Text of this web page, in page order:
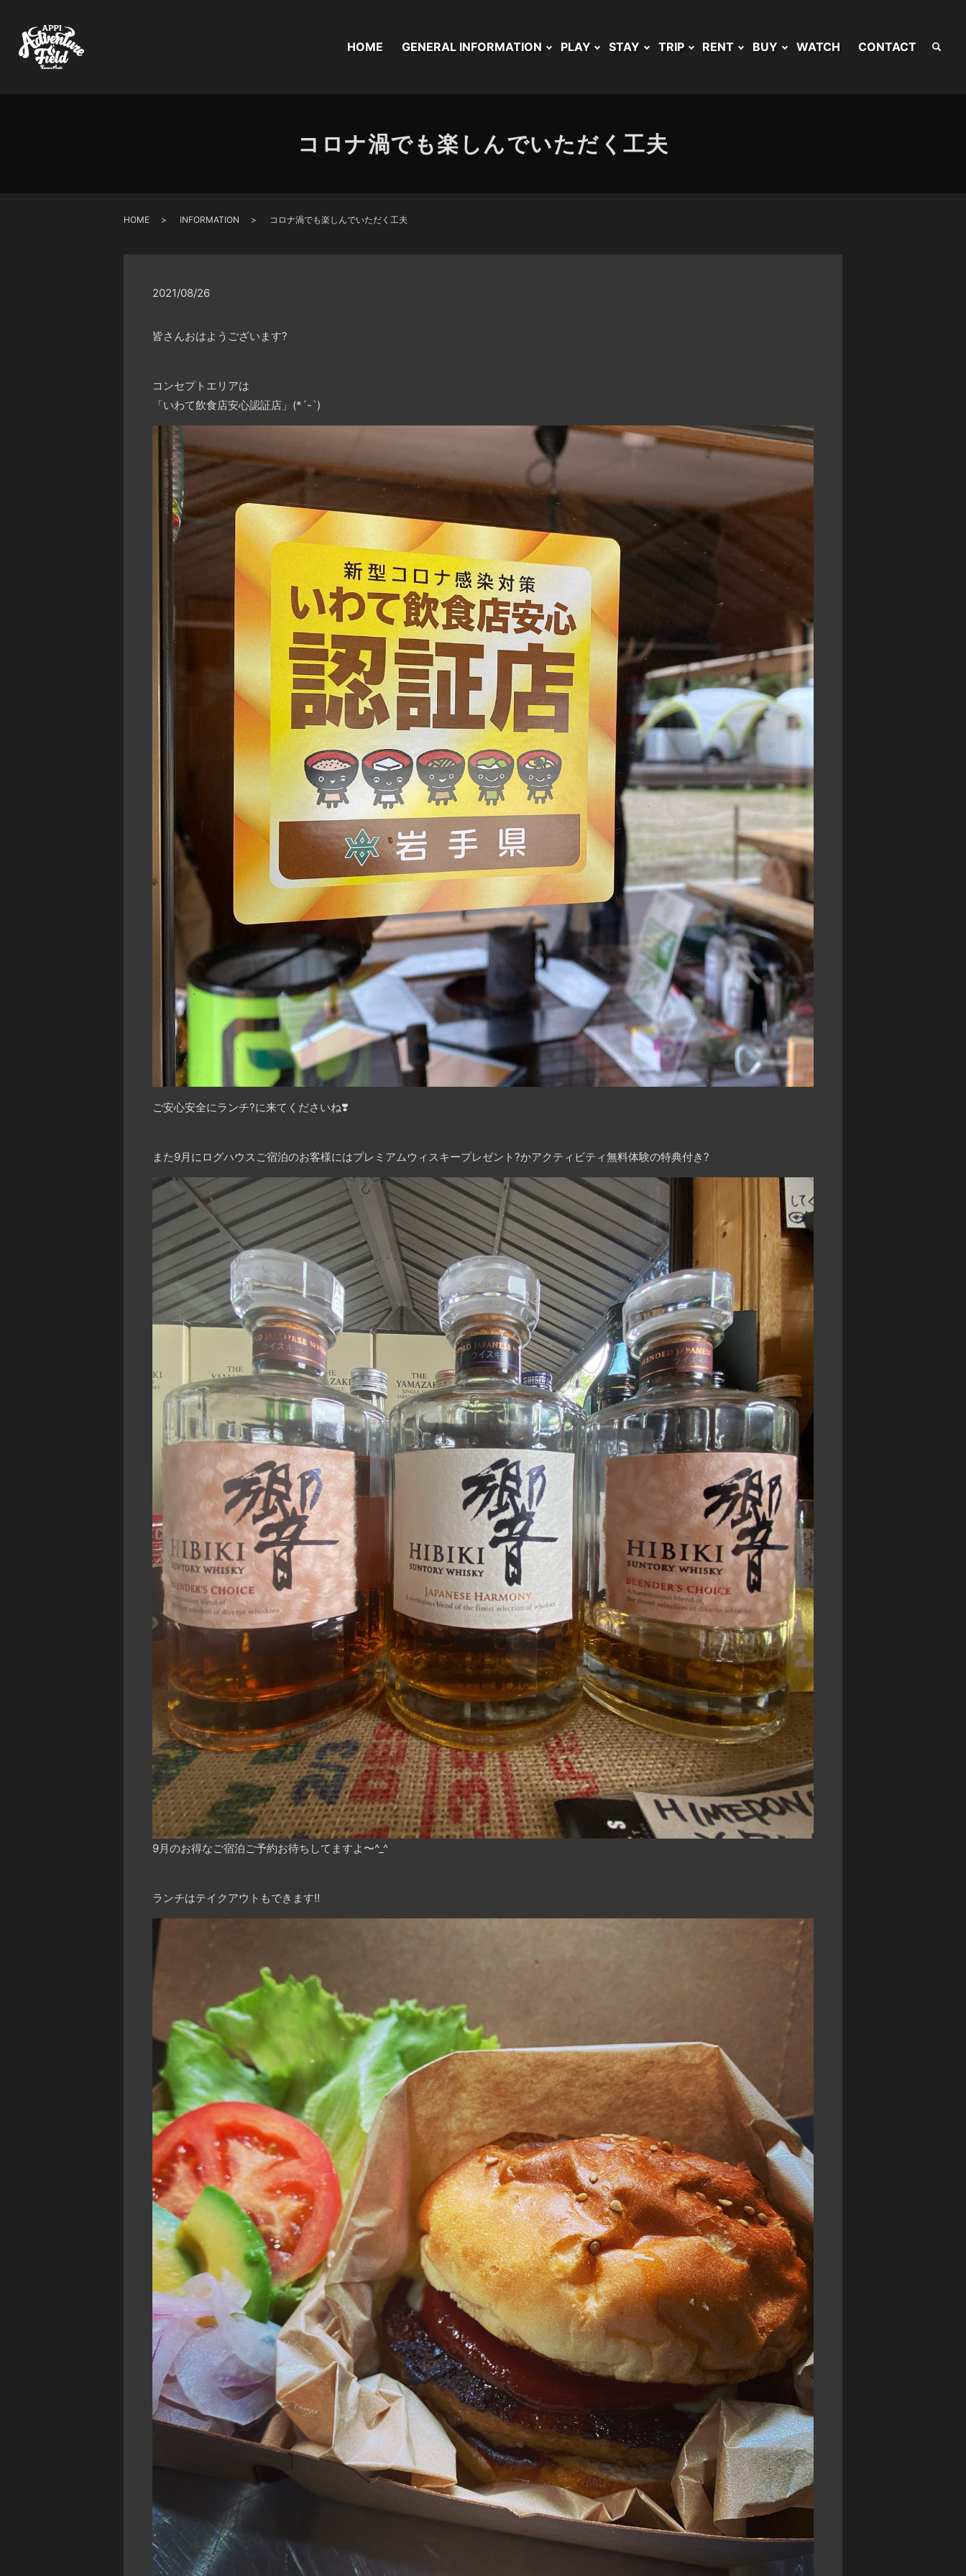
HOME GENERAL INFORMATION PLAY STAY TRIP RENT BUY WATCH CONTACT
コロナ渦でも楽しんでいただく工夫
HOME INFORMATION コロナ渦でも楽しんでいただく工夫
2021/08/26
皆さんおはようございます?
コンセプトエリアは
「いわて飲食店安心認証店」(*´-`)
ご安心安全にランチ?に来てくださいね❣️
また9月にログハウスご宿泊のお客様にはプレミアムウィスキープレゼント?かアクティビティ無料体験の特典付き?
9月のお得なご宿泊ご予約お待ちしてますよ〜^_^
ランチはテイクアウトもできます‼️